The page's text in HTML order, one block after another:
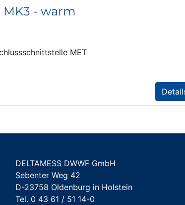
MK3 - warm
MET
DELTAMESS DWWF GmbH
Sebenter Weg 42
D-23758 Oldenburg in Holstein
Tel. 0 43 61 / 51 14-0